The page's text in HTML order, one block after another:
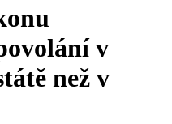
v
než v